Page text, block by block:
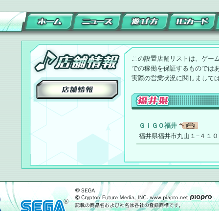
この設置店舗リストは、ゲー
での稼働を保証するものでは
実際の営業状況に関しまして
ＧｉＧＯ福井
福井県福井市丸山１−４１０